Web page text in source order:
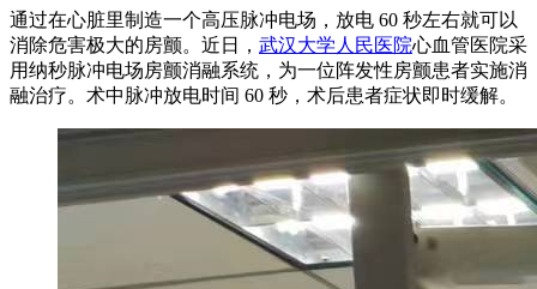
通过在心脏里制造一个高压脉冲电场，放电 60 秒左右就可以
消除危害极大的房颤。近日， 武汉大学人民医院心血管医院采
用纳秒脉冲电场房颤消融系统，为一位阵发性房颤患者实施消
融治疗。术中脉冲放电时间 60 秒，术后患者症状即时缓解。